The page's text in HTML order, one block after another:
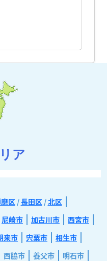
ア
区/長田区/北区
尼崎市 加古川市
西宮市
来市 宍粟市
相生市
西脇市 養父市
明石市